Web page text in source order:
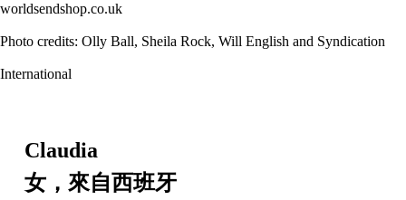
worldsendshop.co.uk
Photo credits: Olly Ball, Sheila Rock, Will English and Syndication
International
Claudia
女，來自西班牙